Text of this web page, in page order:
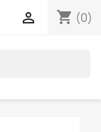
shopping_cart (0)
